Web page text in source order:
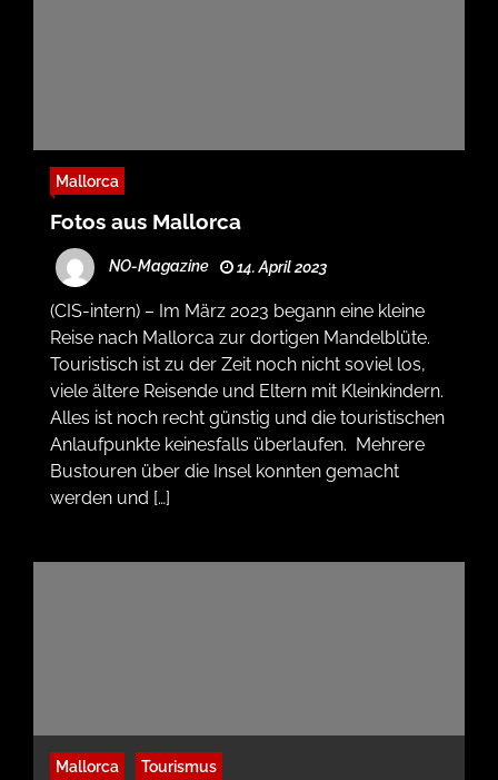
Mallorca
Fotos aus Mallorca
NO-Magazine 14. April 2023
(CIS-intern) – Im März 2023 begann eine kleine
Reise nach Mallorca zur dortigen Mandelblüte.
Touristisch ist zu der Zeit noch nicht soviel los,
viele ältere Reisende und Eltern mit Kleinkindern.
Alles ist noch recht günstig und die touristischen
Anlaufpunkte keinesfalls überlaufen. Mehrere
Bustouren über die Insel konnten gemacht
werden und […]
Mallorca Tourismus